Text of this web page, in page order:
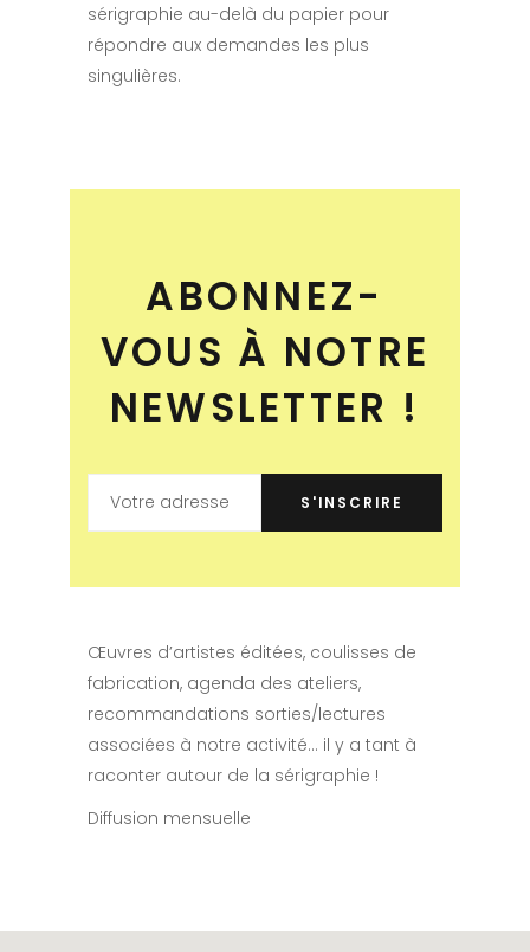
sérigraphie au-delà du papier pour
répondre aux demandes les plus
singulières.
ABONNEZ-
VOUS À NOTRE
NEWSLETTER !
Œuvres d’artistes éditées, coulisses de
fabrication, agenda des ateliers,
recommandations sorties/lectures
associées à notre activité… il y a tant à
raconter autour de la sérigraphie !
Diffusion mensuelle